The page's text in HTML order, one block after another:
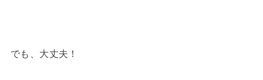
でも、大丈夫！